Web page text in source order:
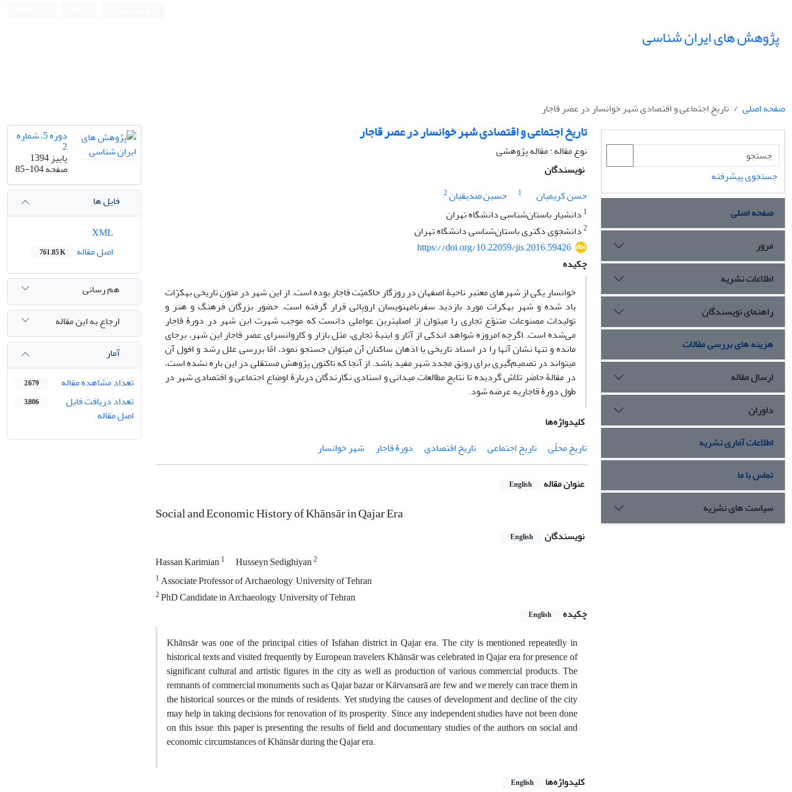
پژوهش های ایران شناسی
صفحه اصلی تاریخ اجتماعی و اقتصادی شهر خوانسار در عصر قاجار
تاریخ اجتماعی و اقتصادی شهر خوانسار در عصر قاجار
نوع مقاله : مقاله پژوهشی
نویسندگان
حسن کریمیان
1 حسین صدیقیان2
1 دانشیار باستان‌شناسی دانشگاه تهران
2دانشجوی دکتری باستان‌شناسی دانشگاه تهران
https://doi.org/10.22059/jis.2016.59426
چکیده
خوانسار یکی از شهرهای معتبر ناحیۀ اصفهان در روزگار حاکمیّت قاجار بوده است. از این شهر در متون تاریخی به­کرّات
یاد شده و شهر به­کرات مورد بازدید سفرنامه­نویسان اروپائی قرار گرفته است. حضور بزرگان فرهنگ و هنر و
تولیدات مصنوعات متنوّع تجاری را می­توان از اصلی­ترین عواملی دانست که موجب شهرت این شهر در دورۀ قاجار
می‌شده‌ است. اگرچه امروزه شواهد اندکی از آثار و ابنیۀ تجاری، مثل بازار و کاروان­سرای عصر قاجار این شهر، برجای
مانده و تنها نشان آنها را در اسناد تاریخی یا اذهان ساکنان آن می­توان جستجو نمود، امّا بررسی علل رشد و افول آن
می­تواند در تصمیم‌گیری برای رونق مجدد شهر مفید باشد. از آنجا که تاکنون پژوهش مستقلی در این باره نشده ‌است،
در مقالۀ حاضر تلاش گردیده تا نتایج مطالعات میدانی و اسنادی نگارندگان دربارۀ اوضاع اجتماعی و اقتصادی شهر در
طول دورۀ قاجاریه عرضه شود.
کلیدواژه‌ها
تاریخ محلّی
تاریخ اجتماعی تاریخ اقتصادی دورۀ قاجار شهر خوانسار
عنوان مقاله English
Social and Economic History of Khānsār in Qajar Era
نویسندگان English
Hassan Karimian1 Husseyn Sedighiyan2
1Associate Professor of Archaeology, University of Tehran
2PhD Candidate in Archaeology, University of Tehran
چکیده
English
Khānsār was one of the principal cities of Isfahan district in Qajar era. The city is mentioned repeatedly in
historical texts and visited frequently by European travelers Khānsār was celebrated in Qajar era for presence of
significant cultural and artistic figures in the city as well as production of various commercial products. The
remnants of commercial monuments such as Qajar bazar or Kārvansarā are few and we merely can trace them in
the historical sources or the minds of residents. Yet studying the causes of development and decline of the city
may help in taking decisions for renovation of its prosperity. Since any independent studies have not been done
on this issue, this paper is presenting the results of field and documentary studies of the authors on social and
economic circumstances of Khānsār during the Qajar era.
کلیدواژه‌ها English
دوره 5، شماره
2
پاییز 1394
صفحه85-104
فایل ها
اصل مقاله
761.85 K
هم رسانی
ارجاع به این مقاله
آمار
تعداد مشاهده مقاله
2,679
تعداد دریافت فایل
اصل مقاله
3,806
جستجوی پیشرفته
صفحه اصلی
مرور
اطلاعات نشریه
راهنمای نویسندگان
هزینه های بررسی مقالات
ارسال مقاله
داوران
اطلاعات آماری نشریه
تماس با ما
سیاست های نشریه